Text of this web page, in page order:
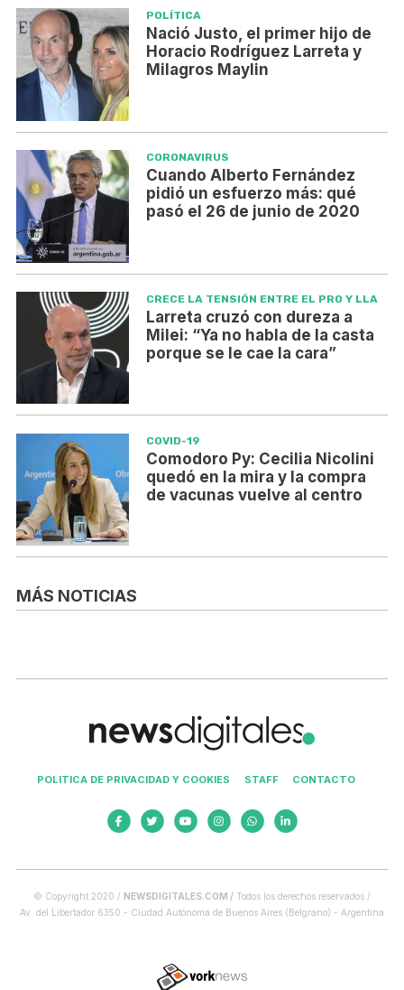
POLÍTICA
Nació Justo, el primer hijo de
Horacio Rodríguez Larreta y
Milagros Maylin
CORONAVIRUS
Cuando Alberto Fernández
pidió un esfuerzo más: qué
pasó el 26 de junio de 2020
CRECE LA TENSIÓN ENTRE EL PRO Y LLA
Larreta cruzó con dureza a
Milei: “Ya no habla de la casta
porque se le cae la cara”
COVID-19
Comodoro Py: Cecilia Nicolini
quedó en la mira y la compra
de vacunas vuelve al centro
MÁS NOTICIAS
POLITICA DE PRIVACIDAD Y COOKIES STAFF CONTACTO
© Copyright 2020 / NEWSDIGITALES.COM / Todos los derechos reservados /
Av. del Libertador 6350 - Ciudad Autónoma de Buenos Aires (Belgrano) - Argentina